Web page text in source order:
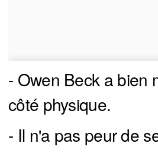
- Owen Beck a bien
côté physique.
- Il n'a pas peur de